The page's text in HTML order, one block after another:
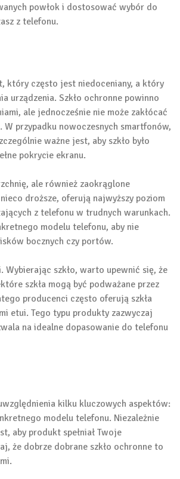
powłok i dostosować wybór do
z telefonu.
który często jest niedoceniany, a który
urządzenia. Szkło ochronne powinno
ale jednocześnie nie może zakłócać
przypadku nowoczesnych smartfonów,
ważne jest, aby szkło było
pokrycie ekranu.
ale również zaokrąglone
droższe, oferują najwyższy poziom
z telefonu w trudnych warunkach.
modelu telefonu, aby nie
bocznych czy portów.
szkło, warto upewnić się, że
szkła mogą być podważane przez
producenci często oferują szkła
etui. Tego typu produkty zazwyczaj
na idealne dopasowanie do telefonu
kilku kluczowych aspektów:
modelu telefonu. Niezależnie
aby produkt spełniał Twoje
że dobrze dobrane szkło ochronne to